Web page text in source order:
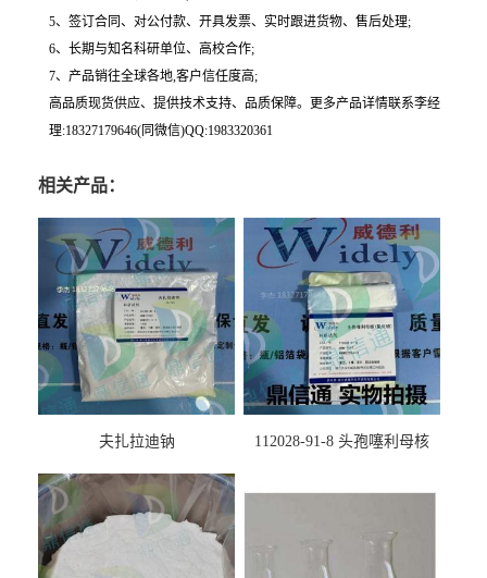
5、签订合同、对公付款、开具发票、实时跟进货物、售后处理;
6、长期与知名科研单位、高校合作;
7、产品销往全球各地,客户信任度高;
高品质现货供应、提供技术支持、品质保障。更多产品详情联系李经
理:18327179646(同微信)QQ:1983320361
相关产品：
夫扎拉迪钠
112028-91-8 头孢噻利母核